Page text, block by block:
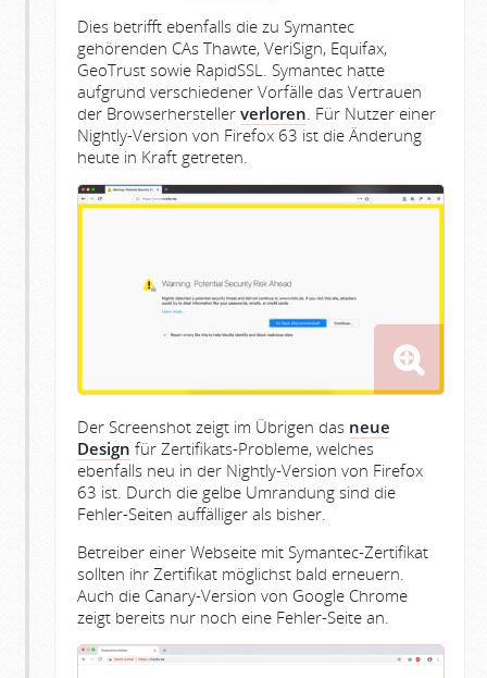
Dies betrifft ebenfalls die zu Symantec
gehörenden CAs Thawte, VeriSign, Equifax,
GeoTrust sowie RapidSSL. Symantec hatte
aufgrund verschiedener Vorfälle das Vertrauen
der Browserhersteller verloren. Für Nutzer einer
Nightly-Version von Firefox 63 ist die Änderung
heute in Kraft getreten.
Der Screenshot zeigt im Übrigen das neue
Design für Zertifikats-Probleme, welches
ebenfalls neu in der Nightly-Version von Firefox
63 ist. Durch die gelbe Umrandung sind die
Fehler-Seiten auffälliger als bisher.
Betreiber einer Webseite mit Symantec-Zertifikat
sollten ihr Zertifikat möglichst bald erneuern.
Auch die Canary-Version von Google Chrome
zeigt bereits nur noch eine Fehler-Seite an.